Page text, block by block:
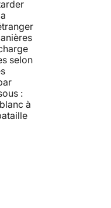
selon
:
à